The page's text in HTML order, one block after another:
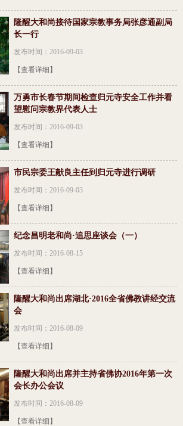
隆醒大和尚接待国家宗教事务局张彦通副局
长一行
发布时间：2016-09-03
【查看详细】
万勇市长春节期间检查归元寺安全工作并看
望慰问宗教界代表人士
发布时间：2016-09-03
【查看详细】
市民宗委王献良主任到归元寺进行调研
发布时间：2016-09-03
【查看详细】
纪念昌明老和尚·追思座谈会（一）
发布时间：2016-08-15
【查看详细】
隆醒大和尚出席湖北·2016全省佛教讲经交流
会
发布时间：2016-08-09
【查看详细】
隆醒大和尚出席并主持省佛协2016年第一次
会长办公会议
发布时间：2016-08-09
【查看详细】